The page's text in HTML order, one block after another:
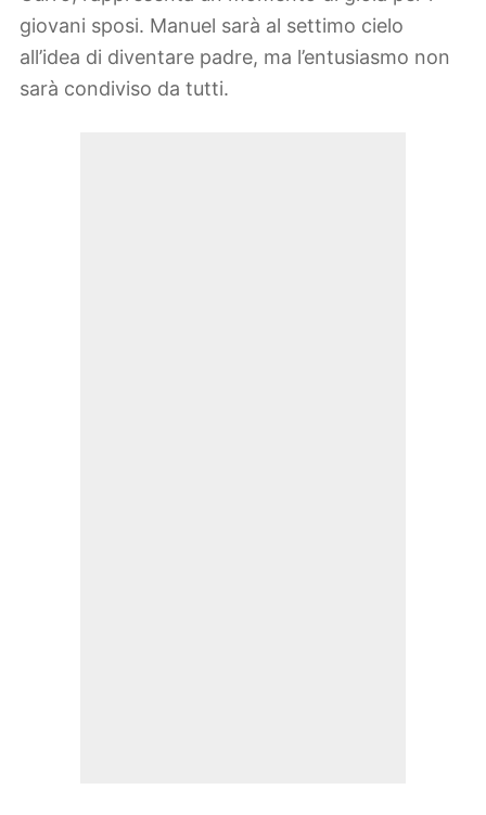
giovani sposi. Manuel sarà al settimo cielo
all’idea di diventare padre, ma l’entusiasmo non
sarà condiviso da tutti.